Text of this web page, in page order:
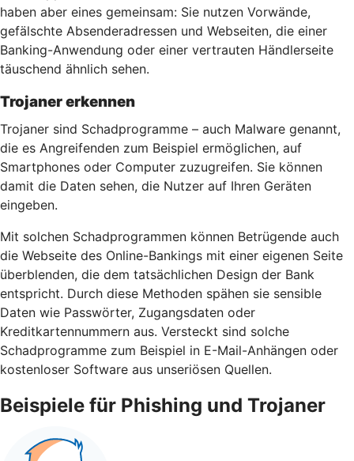
haben aber eines gemeinsam: Sie nutzen Vorwände,
gefälschte Absenderadressen und Webseiten, die einer
Banking-Anwendung oder einer vertrauten Händlerseite
täuschend ähnlich sehen.
Trojaner erkennen
Trojaner sind Schadprogramme – auch Malware genannt,
die es Angreifenden zum Beispiel ermöglichen, auf
Smartphones oder Computer zuzugreifen. Sie können
damit die Daten sehen, die Nutzer auf Ihren Geräten
eingeben.
Mit solchen Schadprogrammen können Betrügende auch
die Webseite des Online-Bankings mit einer eigenen Seite
überblenden, die dem tatsächlichen Design der Bank
entspricht. Durch diese Methoden spähen sie sensible
Daten wie Passwörter, Zugangsdaten oder
Kreditkartennummern aus. Versteckt sind solche
Schadprogramme zum Beispiel in E-Mail-Anhängen oder
kostenloser Software aus unseriösen Quellen.
Beispiele für Phishing und Trojaner